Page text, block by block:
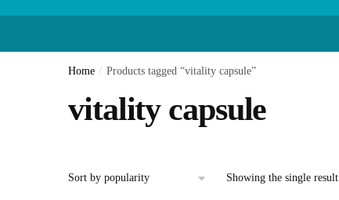
Home / Products tagged “vitality capsule”
vitality capsule
Showing the single result